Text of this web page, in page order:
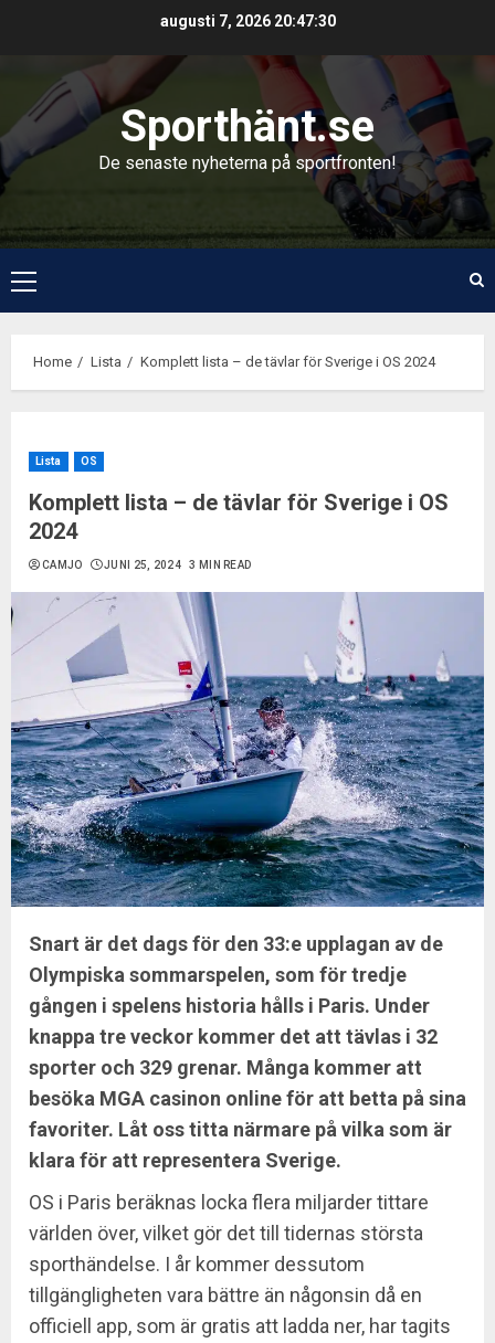
augusti 7, 2026 20:47:31
Sporthänt.se
De senaste nyheterna på sportfronten!
Primary
Menu
Home Lista Komplett lista – de tävlar för Sverige i OS 2024
Lista OS
Komplett lista – de tävlar för Sverige i OS
2024
CAMJO JUNI 25, 2024 3 MIN READ
Snart är det dags för den 33:e upplagan av de
Olympiska sommarspelen, som för tredje
gången i spelens historia hålls i Paris. Under
knappa tre veckor kommer det att tävlas i 32
sporter och 329 grenar. Många kommer att
besöka MGA casinon online för att betta på sina
favoriter. Låt oss titta närmare på vilka som är
klara för att representera Sverige.
OS i Paris beräknas locka flera miljarder tittare
världen över, vilket gör det till tidernas största
sporthändelse. I år kommer dessutom
tillgängligheten vara bättre än någonsin då en
officiell app, som är gratis att ladda ner, har tagits